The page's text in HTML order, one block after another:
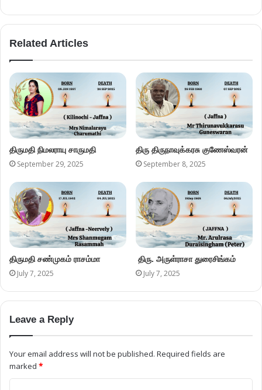
Related Articles
திருமதி நிமலராயு சாருமதி
September 29, 2025
திரு திருநாவுக்கரசு குணேஸ்வரன்
September 8, 2025
திருமதி சண்முகம் ராசம்மா
July 7, 2025
திரு. அருள்ராசா துரைசிங்கம்
July 7, 2025
Leave a Reply
Your email address will not be published. Required fields are
marked *